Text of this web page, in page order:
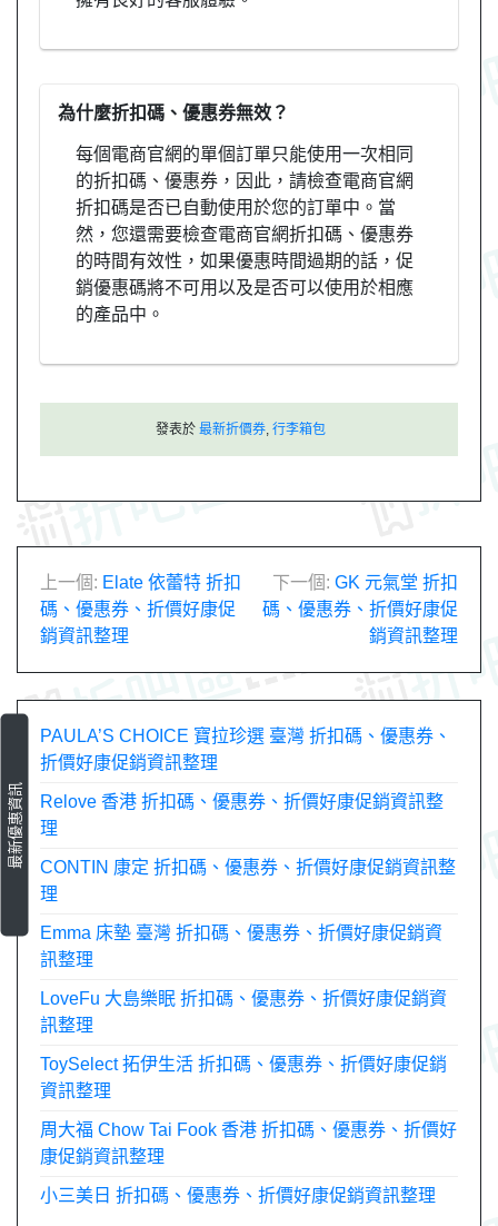
為什麼折扣碼、優惠券無效？
每個電商官網的單個訂單只能使用一次相同
的折扣碼、優惠券，因此，請檢查電商官網
折扣碼是否已自動使用於您的訂單中。當
然，您還需要檢查電商官網折扣碼、優惠券
的時間有效性，如果優惠時間過期的話，促
銷優惠碼將不可用以及是否可以使用於相應
的產品中。
發表於 最新折價券 行李箱包
文
章
導
上一個: Elate 依蕾特 折扣
碼、優惠券、折價好康促
銷資訊整理
下一個: GK 元氣堂 折扣
碼、優惠券、折價好康促
銷資訊整理
最新優惠資訊
PAULA’S CHOICE 寶拉珍選 臺灣 折扣碼、優惠券、
折價好康促銷資訊整理
Relove 香港 折扣碼、優惠券、折價好康促銷資訊整
理
CONTIN 康定 折扣碼、優惠券、折價好康促銷資訊整
理
Emma 床墊 臺灣 折扣碼、優惠券、折價好康促銷資
訊整理
LoveFu 大島樂眠 折扣碼、優惠券、折價好康促銷資
訊整理
ToySelect 拓伊生活 折扣碼、優惠券、折價好康促銷
資訊整理
周大福 Chow Tai Fook 香港 折扣碼、優惠券、折價好
康促銷資訊整理
小三美日 折扣碼、優惠券、折價好康促銷資訊整理